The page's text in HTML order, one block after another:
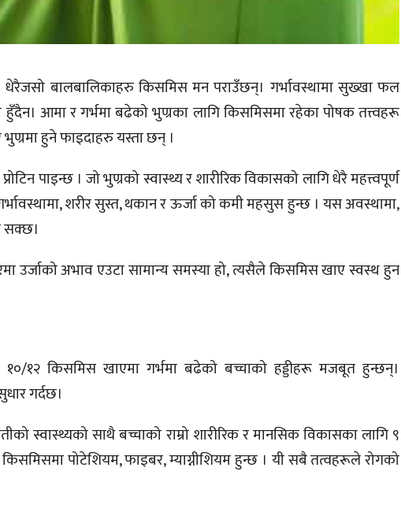
धेरैजसो बालबालिकाहरु किसमिस मन पराउँछन्। गर्भावस्थामा सुख्खा फल
आमा र गर्भमा बढेको भुण्रका लागि किसमिसमा रहेका पोषक तत्त्वहरू
हुने फाइदाहरु यस्ता छन् ।
पाइन्छ । जो भुण्रको स्वास्थ्य र शारीरिक विकासको लागि धेरै महत्त्वपूर्ण
शरीर सुस्त, थकान र ऊर्जा को कमी महसुस हुन्छ । यस अवस्थामा,
सक्छ।
उर्जाको अभाव एउटा सामान्य समस्या हो, त्यसैले किसमिस खाए स्वस्थ हुन
१२ किसमिस खाएमा गर्भमा बढेको बच्चाको हड्डीहरू मजबूत हुन्छन्।
गर्दछ।
स्वास्थ्यको साथै बच्चाको राम्रो शारीरिक र मानसिक विकासका लागि ९
पोटेशियम, फाइबर, म्याग्नीशियम हुन्छ । यी सबै तत्वहरूले रोगको